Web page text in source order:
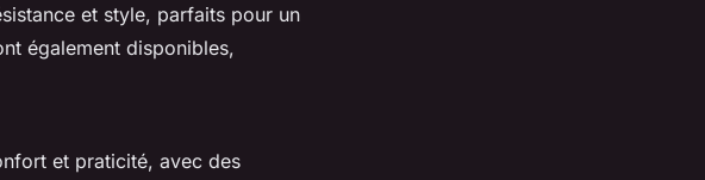
et style, parfaits pour un
également disponibles,
et praticité, avec des